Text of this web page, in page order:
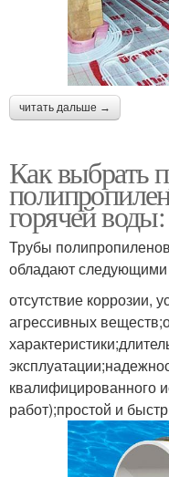
читать дальше →
Как выбрать
горячей
Трубы
обладают
отсутствие коррозии,
агрессивных
квалифицированного
работ);простой и